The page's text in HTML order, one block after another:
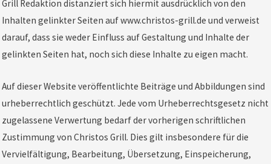
Grill Redaktion distanziert sich hiermit ausdrücklich von den
Inhalten gelinkter Seiten auf www.christos-grill.de und verweist
darauf, dass sie weder Einfluss auf Gestaltung und Inhalte der
gelinkten Seiten hat, noch sich diese Inhalte zu eigen macht.
Auf dieser Website veröffentlichte Beiträge und Abbildungen sind
urheberrechtlich geschützt. Jede vom Urheberrechtsgesetz nicht
zugelassene Verwertung bedarf der vorherigen schriftlichen
Zustimmung von Christos Grill. Dies gilt insbesondere für die
Vervielfältigung, Bearbeitung, Übersetzung, Einspeicherung,